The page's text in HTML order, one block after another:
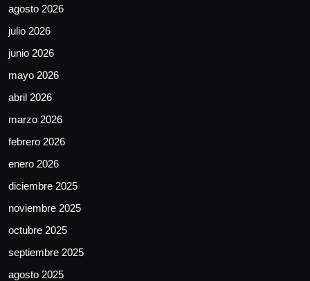
agosto 2026
julio 2026
junio 2026
mayo 2026
abril 2026
marzo 2026
febrero 2026
enero 2026
diciembre 2025
noviembre 2025
octubre 2025
septiembre 2025
agosto 2025